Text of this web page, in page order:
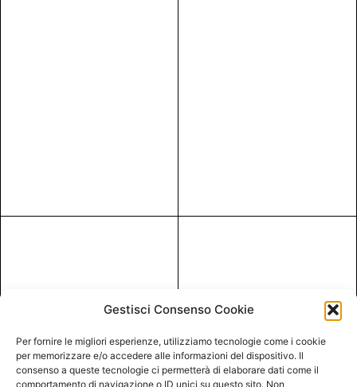
Gestisci Consenso Cookie
Per fornire le migliori esperienze, utilizziamo tecnologie come i cookie
per memorizzare e/o accedere alle informazioni del dispositivo. Il
consenso a queste tecnologie ci permetterà di elaborare dati come il
comportamento di navigazione o ID unici su questo sito. Non